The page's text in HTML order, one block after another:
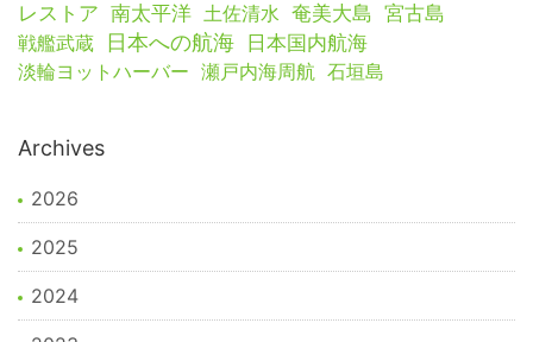
レストア 南太平洋 土佐清水 奄美大島 宮古島
戦艦武蔵 日本への航海
日本国内航海
淡輪ヨットハーバー 瀬戸内海周航 石垣島
Archives
2026
2025
2024